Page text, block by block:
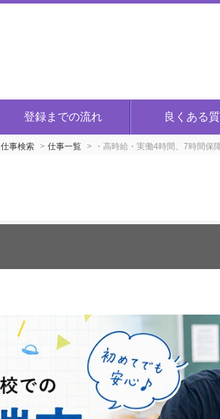
登録までの流れ 良くある
仕事検索 仕事一覧 ・高時給・実働4時間、7時間保